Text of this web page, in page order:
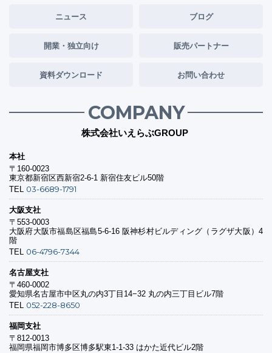
ニュース ブログ
開業・独立向け 販売パートナー
資料ダウンロード お問い合わせ
COMPANY
株式会社いえらぶGROUP
本社
〒160-0023
東京都新宿区西新宿2-6-1 新宿住友ビル50階
TEL 03-6689-1791
大阪支社
〒553-0003
大阪府大阪市福島区福島5-6-16 阪神杉村ビルディング（ラグザ大阪）4
階
TEL 06-4796-7344
名古屋支社
〒460-0002
愛知県名古屋市中区丸の内3丁目14−32 丸の内三丁目ビル7階
TEL 052-228-8650
福岡支社
〒812-0013
福岡県福岡市博多区博多駅東1-1-33 はかた近代ビル2階